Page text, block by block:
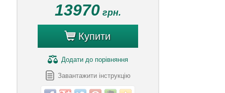
13970 грн.
Купити
Додати до порівняння
Завантажити інструкцію